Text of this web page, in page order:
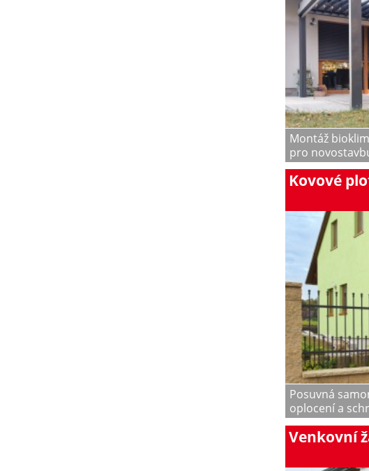
Montáž
pro
Kovové
Posuvná
oplocení a
Venkovní